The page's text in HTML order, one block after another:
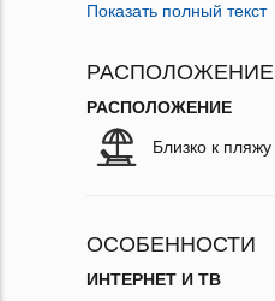
Показать полный текст
РАСПОЛОЖЕНИЕ
РАСПОЛОЖЕНИЕ
Близко к пляжу
ОСОБЕННОСТИ
ИНТЕРНЕТ И ТВ